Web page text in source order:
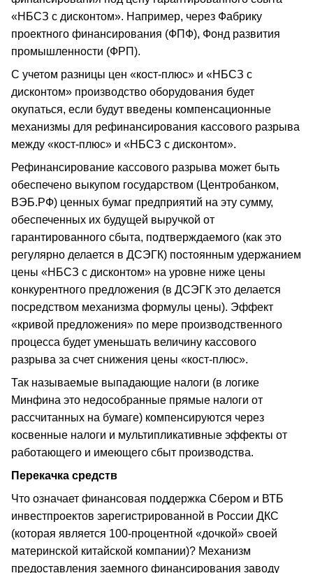
«НБСЗ с дисконтом». Например, через Фабрику
проектного финансирования (ФПФ), Фонд развития
промышленности (ФРП).
С учетом разницы цен «кост-плюс» и «НБСЗ с
дисконтом» производство оборудования будет
окупаться, если будут введены компенсационные
механизмы для рефинансирования кассового разрыва
между «кост-плюс» и «НБСЗ с дисконтом».
Рефинансирование кассового разрыва может быть
обеспечено выкупом государством (Центробанком,
ВЭБ.РФ) ценных бумаг предприятий на эту сумму,
обеспеченных их будущей выручкой от
гарантированного сбыта, подтверждаемого (как это
регулярно делается в ДСЭГК) постоянным удержанием
цены «НБСЗ с дисконтом» на уровне ниже цены
конкурентного предложения (в ДСЭГК это делается
посредством механизма формулы цены). Эффект
«кривой предложения» по мере производственного
процесса будет уменьшать величину кассового
разрыва за счет снижения цены «кост-плюс».
Так называемые выпадающие налоги (в логике
Минфина это недособранные прямые налоги от
рассчитанных на бумаге) компенсируются через
косвенные налоги и мультипликативные эффекты от
работающего и имеющего сбыт производства.
Перекачка средств
Что означает финансовая поддержка Сбером и ВТБ
инвестпроектов зарегистрированной в России ДКС
(которая является 100-процентной «дочкой» своей
материнской китайской компании)? Механизм
предоставления заемного финансирования заводу